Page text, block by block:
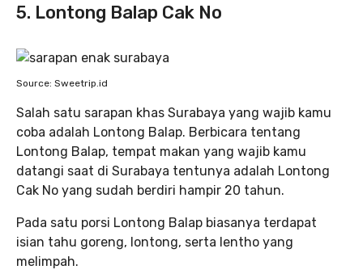
5. Lontong Balap Cak No
Source: Sweetrip.id
Salah satu sarapan khas Surabaya yang wajib kamu
coba adalah Lontong Balap. Berbicara tentang
Lontong Balap, tempat makan yang wajib kamu
datangi saat di Surabaya tentunya adalah Lontong
Cak No yang sudah berdiri hampir 20 tahun.
Pada satu porsi Lontong Balap biasanya terdapat
isian tahu goreng, lontong, serta lentho yang
melimpah.